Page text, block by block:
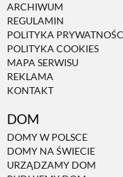
ARCHIWUM
REGULAMIN
POLITYKA
POLITYKA COOKIES
MAPA SERWISU
REKLAMA
KONTAKT
DOM
DOMY W POLSCE
DOMY NA ŚWIECIE
URZĄDZAMY DOM